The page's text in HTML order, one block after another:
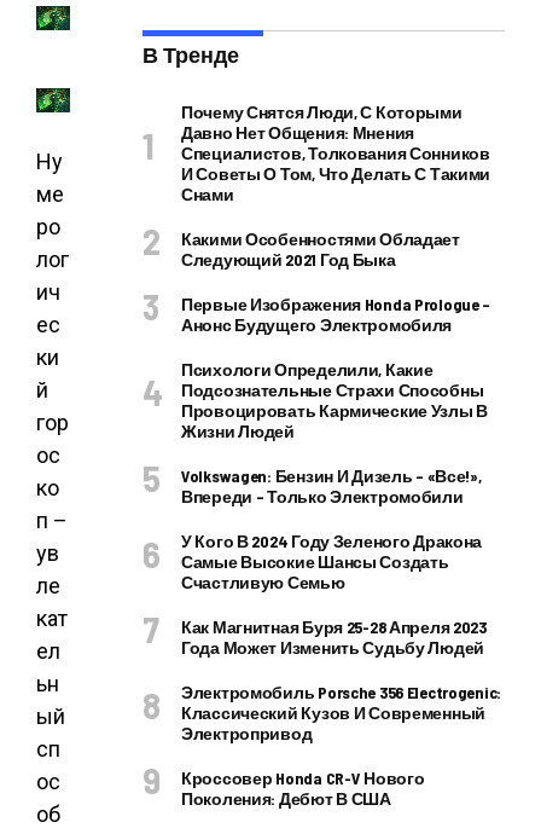
Ну
ме
ро
лог
ич
ес
ки
й
гор
ос
ко
п –
ув
ле
кат
ел
ьн
ый
сп
ос
об
В Тренде
Почему Снятся Люди, С Которыми
Давно Нет Общения: Мнения
Специалистов, Толкования Сонников
И Советы О Том, Что Делать С Такими
Снами
Какими Особенностями Обладает
Следующий 2021 Год Быка
Первые Изображения Honda Prologue –
Анонс Будущего Электромобиля
Психологи Определили, Какие
Подсознательные Страхи Способны
Провоцировать Кармические Узлы В
Жизни Людей
Volkswagen: Бензин И Дизель – «все!»,
Впереди – Только Электромобили
У Кого В 2024 Году Зеленого Дракона
Самые Высокие Шансы Создать
Счастливую Семью
Как Магнитная Буря 25-28 Апреля 2023
Года Может Изменить Судьбу Людей
Электромобиль Porsche 356 Electrogenic:
Классический Кузов И Современный
Электропривод
Кроссовер Honda CR-V Нового
Поколения: Дебют В США